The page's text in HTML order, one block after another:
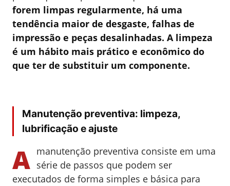
forem limpas regularmente, há uma
tendência maior de desgaste, falhas de
impressão e peças desalinhadas. A limpeza
é um hábito mais prático e econômico do
que ter de substituir um componente.
Manutenção preventiva: limpeza,
lubrificação e ajuste
A manutenção preventiva consiste em uma
série de passos que podem ser
executados de forma simples e básica para